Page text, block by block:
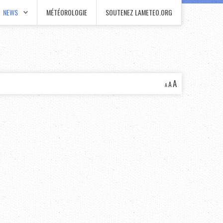
NEWS MÉTÉOROLOGIE SOUTENEZ LAMETEO.ORG
AAA